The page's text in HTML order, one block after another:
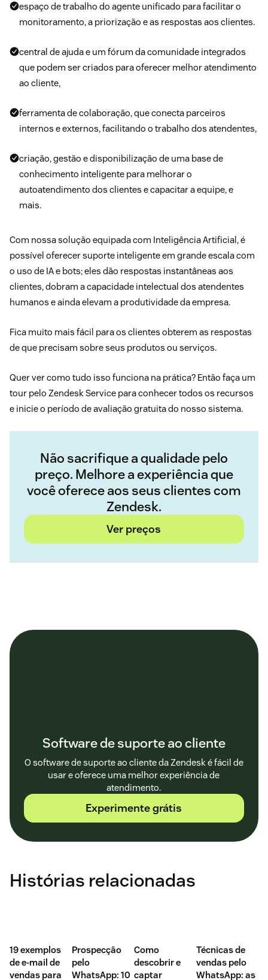
espaço de trabalho do agente unificado para facilitar o
monitoramento, a priorização e as respostas aos clientes.
central de ajuda e um fórum da comunidade integrados
que podem ser criados para oferecer melhor atendimento
ao cliente,
ferramenta de colaboração, que conecta parceiros
internos e externos, facilitando o trabalho dos atendentes,
criação, gestão e disponibilização de uma base de
conhecimento inteligente para melhorar o
autoatendimento dos clientes e capacitar a equipe, e
mais.
Com nossasolução equipada com Inteligência Artificial , é
possível oferecer suporte inteligente em grande escala com
o uso de IA e bots; eles dão respostas instantâneas aos
clientes, dobram a capacidade intelectual dos atendentes
humanos e ainda elevam a produtividade da empresa.
Fica muito mais fácil para os clientes obterem as respostas
de que precisam sobre seus produtos ou serviços.
Quer ver como tudo isso funciona na prática? Então faça um
tour pelo Zendesk Service para conhecer todos os recursos
e inicie o período deavaliação gratuitado nosso sistema.
Não sacrifique a qualidade pelo
preço. Melhore a experiência que
você oferece aos seus clientes com
Zendesk.
Ver preços
Software de suporte ao cliente
O software de suporte ao cliente da Zendesk é fácil de
usar e oferece uma melhor experiência de
atendimento.
Experimente grátis
Histórias relacionadas
‌19 exemplos
de e-mail de
vendas para
Prospecção
pelo
WhatsApp: 10
Como
descobrir e
captar
Técnicas de
vendas pelo
WhatsApp: as